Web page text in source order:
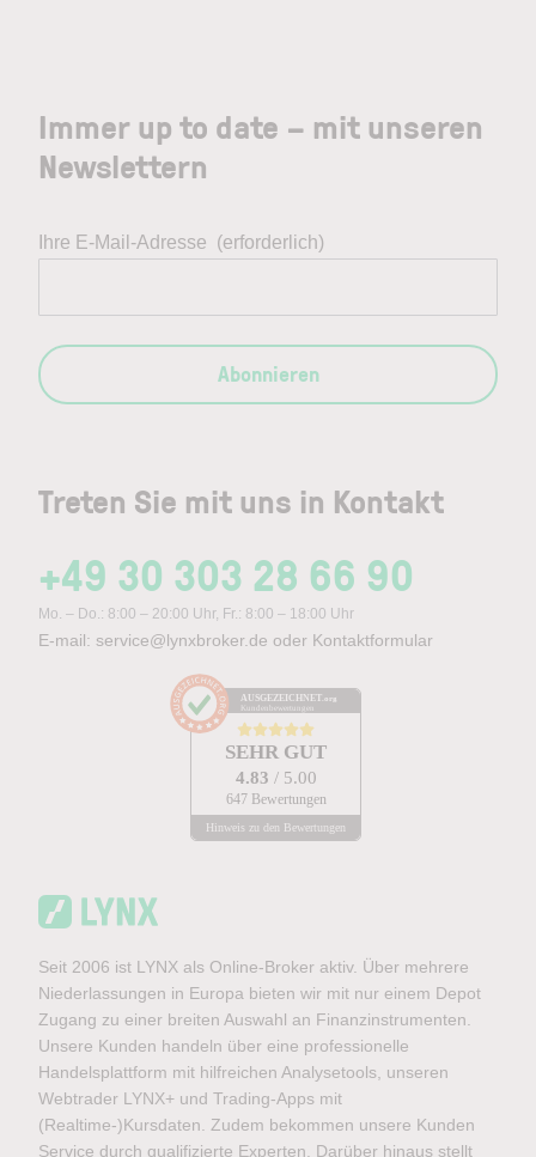
Treten Sie mit uns in Kontakt
+49 30 303 28 66 90
Mo. – Do.: 8:00 – 20:00 Uhr, Fr.: 8:00 – 18:00 Uhr
E-mail: service@lynxbroker.de oder Kontaktformular
AUSGEZEICHNET .org
Kundenbewertungen
SEHR GUT
4.83 / 5.00
647 Bewertungen
Hinweis zu den Bewertungen
Immer up to date – mit unseren
Newslettern
Ihre E-Mail-Adresse (erforderlich)
Abonnieren
Seit 2006 ist LYNX als Online-Broker aktiv. Über mehrere
Niederlassungen in Europa bieten wir mit nur einem Depot
Zugang zu einer breiten Auswahl an Finanzinstrumenten.
Unsere Kunden handeln über eine professionelle
Handelsplattform mit hilfreichen Analysetools, unseren
Webtrader LYNX+ und Trading-Apps mit
(Realtime-)Kursdaten. Zudem bekommen unsere Kunden
Service durch qualifizierte Experten. Darüber hinaus stellt